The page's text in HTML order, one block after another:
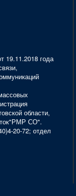
19.11.2018 года
области,
СО".
20-72; отдел